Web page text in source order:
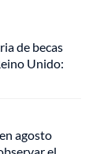
de becas
Unido:
agosto
el